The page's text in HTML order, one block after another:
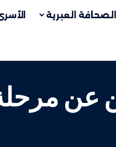
الصحافة العبرية
عن